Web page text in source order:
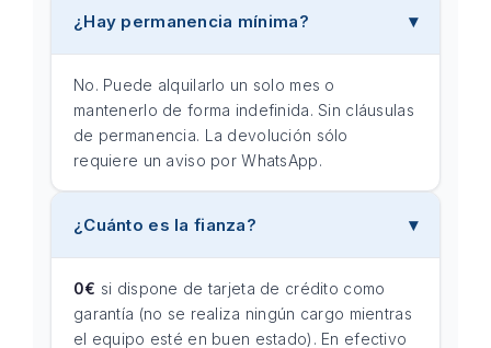
¿Hay permanencia mínima?
No. Puede alquilarlo un solo mes o
mantenerlo de forma indefinida. Sin cláusulas
de permanencia. La devolución sólo
requiere un aviso por WhatsApp.
¿Cuánto es la fianza?
0€ si dispone de tarjeta de crédito como
garantía (no se realiza ningún cargo mientras
el equipo esté en buen estado). En efectivo